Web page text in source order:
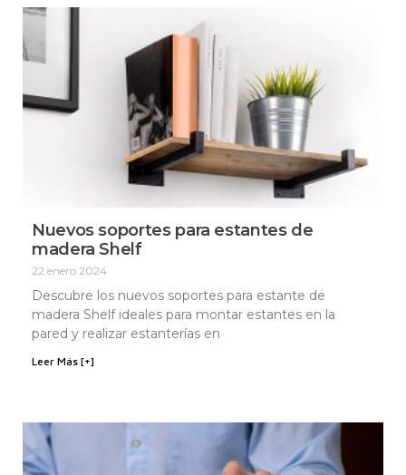
Nuevos soportes para estantes de
madera Shelf
22 enero 2024
Descubre los nuevos soportes para estante de
madera Shelf ideales para montar estantes en la
pared y realizar estanterías en
Leer Más [+]